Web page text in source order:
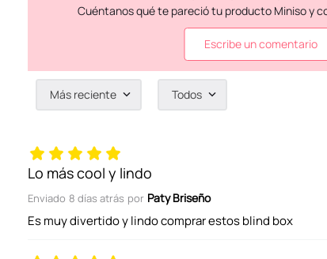
Escribe un comentario
Agregar comentario
Califica el producto de 1 a 5 estrellas
Más reciente Todos
Lo más cool y lindo
Enviado 8 días atrás por Paty Briseño
Es muy divertido y lindo comprar estos blind box